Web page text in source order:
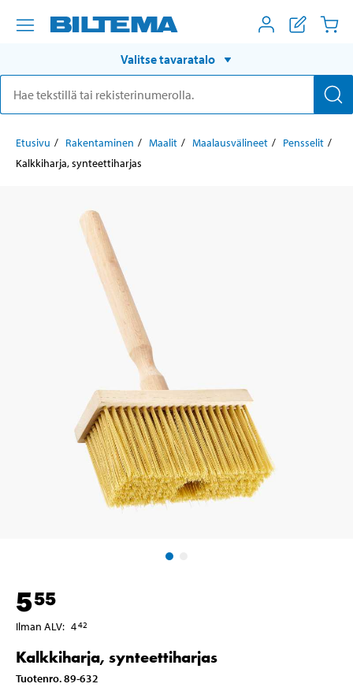
Valitse tavaratalo
Etusivu Rakentaminen Maalit Maalausvälineet
Pensselit
Kalkkiharja, synteettiharjas
555
Ilman ALV: 442
Kalkkiharja, synteettiharjas
Tuotenro.89-632